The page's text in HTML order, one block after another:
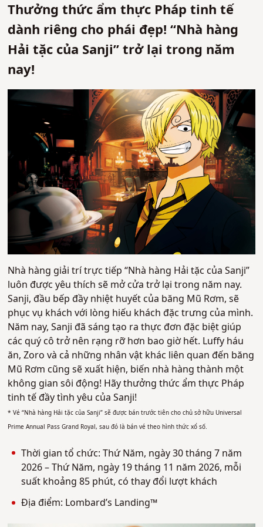
Thưởng thức ẩm thực Pháp tinh tế
dành riêng cho phái đẹp! “Nhà hàng
Hải tặc của Sanji” trở lại trong năm
nay!
Nhà hàng giải trí trực tiếp “Nhà hàng Hải tặc của Sanji”
luôn được yêu thích sẽ mở cửa trở lại trong năm nay.
Sanji, đầu bếp đầy nhiệt huyết của băng Mũ Rơm, sẽ
phục vụ khách với lòng hiếu khách đặc trưng của mình.
Năm nay, Sanji đã sáng tạo ra thực đơn đặc biệt giúp
các quý cô trở nên rạng rỡ hơn bao giờ hết. Luffy háu
ăn, Zoro và cả những nhân vật khác liên quan đến băng
Mũ Rơm cũng sẽ xuất hiện, biến nhà hàng thành một
không gian sôi động! Hãy thưởng thức ẩm thực Pháp
tinh tế đầy tình yêu của Sanji!
* Vé “Nhà hàng Hải tặc của Sanji” sẽ được bán trước tiên cho chủ sở hữu Universal
Prime Annual Pass Grand Royal, sau đó là bán vé theo hình thức xổ số.
Thời gian tổ chức: Thứ Năm, ngày 30 tháng 7 năm
2026 – Thứ Năm, ngày 19 tháng 11 năm 2026, mỗi
suất khoảng 85 phút, có thay đổi lượt khách
Địa điểm: Lombard’s Landing™